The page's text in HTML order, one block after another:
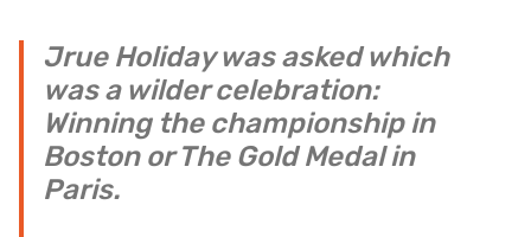
Jrue Holiday was asked which
was a wilder celebration:
Winning the championship in
Boston or The Gold Medal in
Paris.